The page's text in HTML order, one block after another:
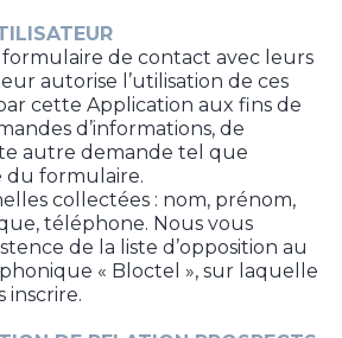
formulaire de contact avec leurs
autorise l’utilisation de ces
cette Application aux fins de
d’informations, de
autre demande tel que
du formulaire.
collectées : nom, prénom,
téléphone. Nous vous
de la liste d’opposition au
« Bloctel », sur laquelle
inscrire.